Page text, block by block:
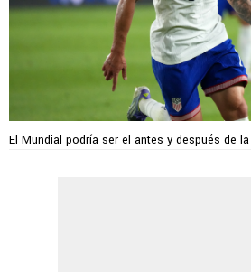
El Mundial podría ser el antes y después de